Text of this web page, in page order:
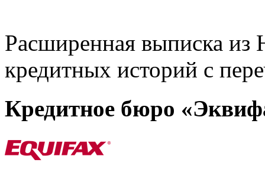
Расширенная выписка из
кредитных историй с
Кредитное бюро